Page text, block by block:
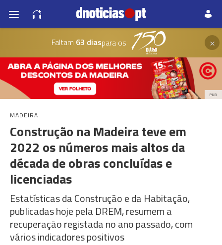
Faltam 63 diaspara os ×
PUB
MADEIRA
Construção na Madeira teve em
2022 os números mais altos da
década de obras concluídas e
licenciadas
Estatísticas da Construção e da Habitação,
publicadas hoje pela DREM, resumem a
recuperação registada no ano passado, com
vários indicadores positivos